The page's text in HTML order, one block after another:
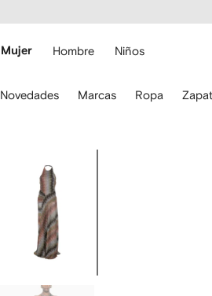
Mujer Hombre Niños
Novedades Marcas Ropa